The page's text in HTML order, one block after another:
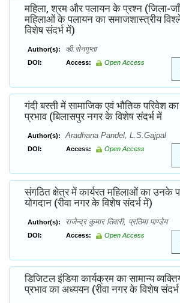
महिला, श्रम और पलायन के प्रश्न (जिला-
महिलाओं के पलायन का समाजशास्त्रीय
विशेष संदर्भ में)
Author(s): व्ही.सेनगुप्ता
DOI: Access: Open Access
गंदी बस्ती में सामाजिक एवं भौतिक परिवेश
प्रभाव (बिलासपुर नगर के विशेष संदर्भ में
Author(s): Aradhana Pandel, L.S.Gajpal
DOI: Access: Open Access
संगठित क्षेत्र में कार्यरत महिलाओं का उनके
योगदान (रीवा नगर के विशेष संदर्भ में)
Author(s): राजेन्द्र कुमार तिवारी, प्रतिमा पाण्डेय
DOI: Access: Open Access
डिजिटल इंडिया कार्यक्रम का सामान्य
प्रभाव का अध्ययन (रीवा नगर के विशेष